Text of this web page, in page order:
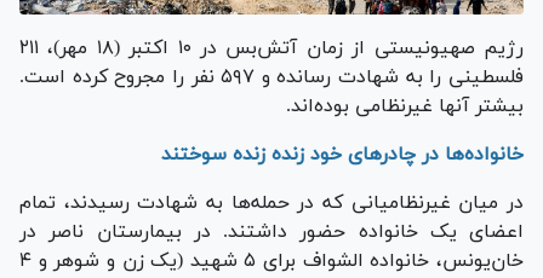
رژیم صهیونیستی از زمان آتش‌بس در ۱۰ اکتبر (۱۸ مهر)، ۲۱۱
فلسطینی را به شهادت رسانده و ۵۹۷ نفر را مجروح کرده است.
بیشتر آنها غیرنظامی بوده‌اند.
خانواده‌ها در چادر‌های خود زنده زنده سوختند
در میان غیرنظامیانی که در حمله‌ها به شهادت رسیدند، تمام
اعضای یک خانواده حضور داشتند. در بیمارستان ناصر در
خان‌یونس، خانواده الشواف برای ۵ شهید (یک زن و شوهر و ۴